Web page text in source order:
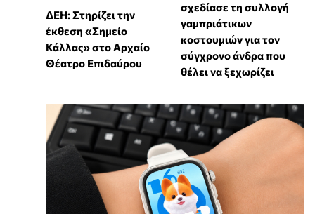
ΔΕΗ: Στηρίζει την
έκθεση «Σημείο
Κάλλας» στο Αρχαίο
Θέατρο Επιδαύρου
σχεδίασε τη συλλογή
γαμπριάτικων
κοστουμιών για τον
σύγχρονο άνδρα που
θέλει να ξεχωρίζει